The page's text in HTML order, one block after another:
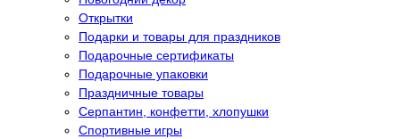
Открытки
Подарки и товары для праздников
Подарочные сертификаты
Подарочные упаковки
Праздничные товары
Серпантин, конфетти, хлопушки
Спортивные игры